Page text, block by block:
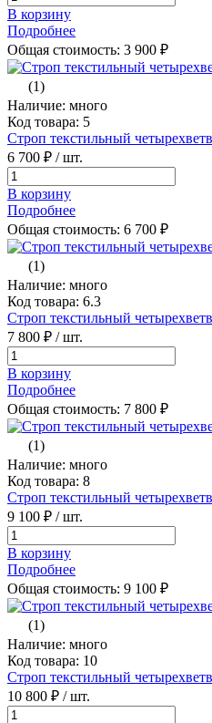
В корзину
Подробнее
Общая стоимость: 3 900 ₽
(1)
Наличие: много
Код товара: 5
Строп текстильный
6 700 ₽ / шт.
В корзину
Подробнее
Общая стоимость: 6 700 ₽
(1)
Наличие: много
Код товара: 6.3
Строп текстильный
7 800 ₽ / шт.
В корзину
Подробнее
Общая стоимость: 7 800 ₽
(1)
Наличие: много
Код товара: 8
Строп текстильный
9 100 ₽ / шт.
В корзину
Подробнее
Общая стоимость: 9 100 ₽
(1)
Наличие: много
Код товара: 10
Строп текстильный
10 800 ₽ / шт.